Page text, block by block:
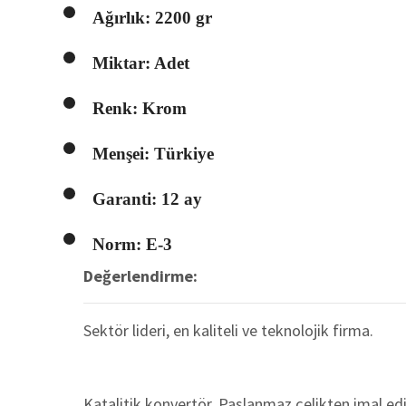
Ağırlık: 2200 gr
Miktar: Adet
Renk: Krom
Menşei: Türkiye
Garanti: 12 ay
Norm: E-3
Değerlendirme:
Sektör lideri, en kaliteli ve teknolojik firma.